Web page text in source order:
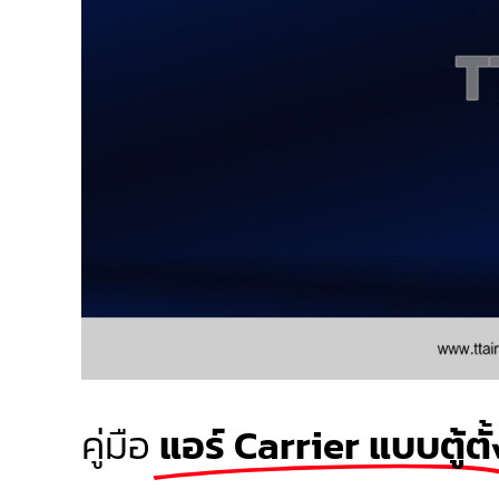
คู่มือ แอร์ Carrier แบบตู้